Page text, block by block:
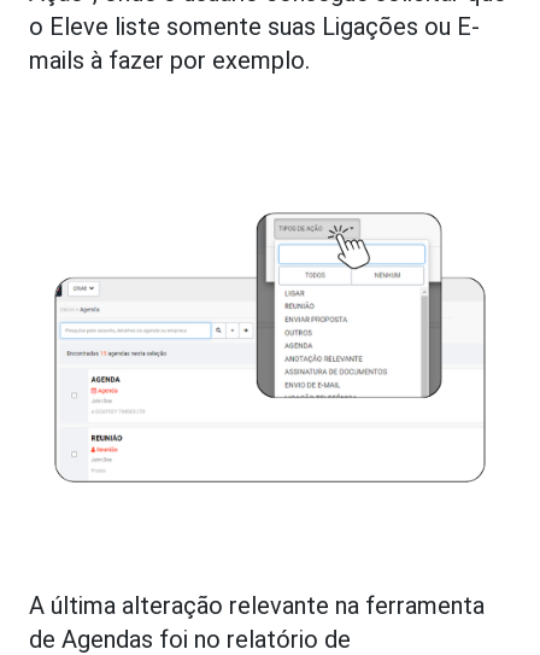
o Eleve liste somente suas Ligações ou E-
mails à fazer por exemplo.
A última alteração relevante na ferramenta
de Agendas foi no relatório de